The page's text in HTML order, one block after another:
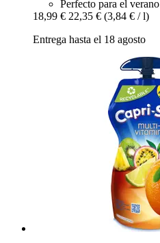
Perfecto para el verano
18,99 € 22,35 € (3,84 € / l)
Entrega hasta el 18 agosto